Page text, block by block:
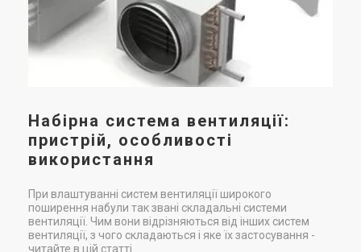
Канальний вентилятор
Вентс ТТ Сайлент-М 315
серый
Ціна
28 815 грн
Купити
Набірна система вентиляції:
пристрій, особливості
використання
При влаштуванні систем вентиляції широкого
поширення набули так звані складальні системи
вентиляції. Чим вони відрізняються від інших систем
вентиляції, з чого складаються і яке їх застосування -
читайте в цій статті.